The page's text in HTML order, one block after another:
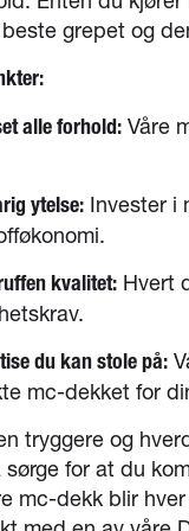
grepet og
alle forhold: Våre
ytelse: Invester i
kvalitet: Hvert
du kan stole på:
mc-dekket for
tryggere og
sørge for at du
mc-dekk blir